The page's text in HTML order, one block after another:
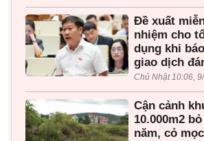
Đề xuất
nhiệm cho
dụng khi
giao dịch
Chủ Nhật 10:06,
Cận cảnh
10.000m2
năm, cỏ